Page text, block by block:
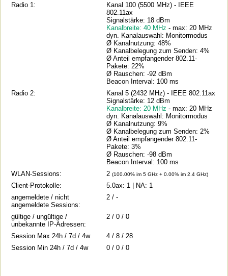
Radio 1:
Kanal 100 (5500 MHz) - IEEE
802.11ax
Signalstärke: 18 dBm
Kanalbreite: 40 MHz- max: 20 MHz
dyn. Kanalauswahl: Monitormodus
Ø Kanalnutzung: 48%
Ø Kanalbelegung zum Senden: 4%
Ø Anteil empfangender 802.11-
Pakete: 22%
Ø Rauschen: -92 dBm
Beacon Interval: 100 ms
Radio 2:
Kanal 5 (2432 MHz) - IEEE 802.11ax
Signalstärke: 12 dBm
Kanalbreite: 20 MHz- max: 20 MHz
dyn. Kanalauswahl: Monitormodus
Ø Kanalnutzung: 9%
Ø Kanalbelegung zum Senden: 2%
Ø Anteil empfangender 802.11-
Pakete: 3%
Ø Rauschen: -98 dBm
Beacon Interval: 100 ms
WLAN-Sessions:
2(100.00% im 5 GHz + 0.00% im 2.4 GHz)
Client-Protokolle:
5.0ax: 1 | NA: 1
angemeldete / nicht
angemeldete Sessions:
2 / -
gültige / ungültige /
unbekannte IP-Adressen:
2 / 0 / 0
Session Max 24h / 7d / 4w
4 / 8 / 28
Session Min 24h / 7d / 4w
0 / 0 / 0